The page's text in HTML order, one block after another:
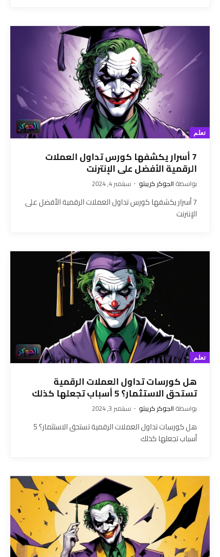
تعلم
7 أسرار يكشفها كورس تداول العملات
الرقمية الأفضل على الإنترنت
بواسطة الجوكر كريبتو سبتمبر 4, 2024
7 أسرار يكشفها كورس تداول العملات الرقمية الأفضل على
الإنترنت
تعلم
هل كورسات تداول العملات الرقمية
تستحق الاستثمار؟ 5 أسباب تجعلها كذلك
بواسطة الجوكر كريبتو سبتمبر 3, 2024
هل كورسات تداول العملات الرقمية تستحق الاستثمار؟ 5
أسباب تجعلها كذلك